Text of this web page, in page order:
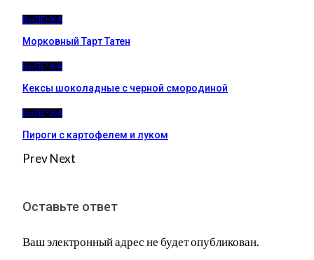
ВЫПЕЧКА
Морковный Тарт Татен
ВЫПЕЧКА
Кексы шоколадные с черной смородиной
ВЫПЕЧКА
Пироги c картофелем и луком
PrevNext
Оставьте ответ
Ваш электронный адрес не будет опубликован.